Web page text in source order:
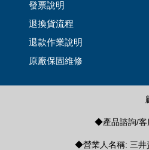
發票說明
退換貨流程
退款作業說明
原廠保固維修
◆產品諮詢/客
◆營業人名稱: 三井